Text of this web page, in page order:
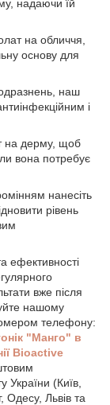
надаючи їй
на обличчя,
основу для
наш
і
на дерму, щоб
вона потребує
нанесіть
рівень
ефективності
вже після
нашому
телефону:
"Манго" в
Bioactive
України (Київ,
Одесу, Львів та